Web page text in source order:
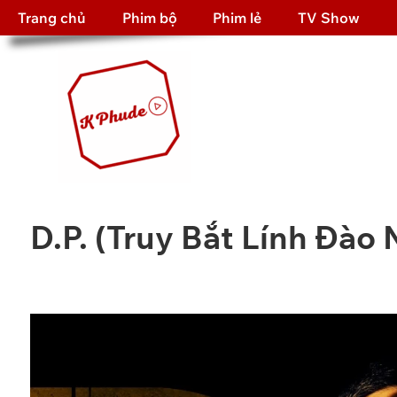
Trang chủ Phim bộ Phim lẻ TV Show
D.P. (Truy Bắt Lính Đào